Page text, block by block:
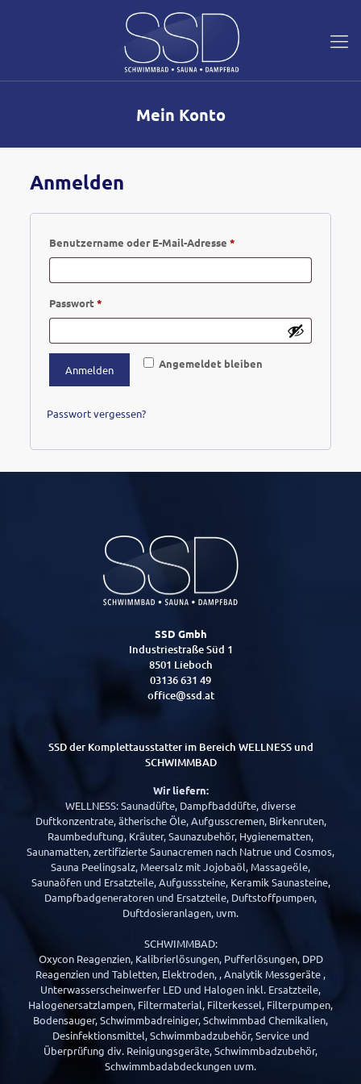
Mein Konto
Anmelden
Benutzername oder E-Mail-Adresse *Erforderlich
Passwort*Erforderlich
Angemeldet bleiben
Anmelden
Passwort vergessen?
SSD Gmbh
Industriestraße Süd 1
8501 Lieboch
03136 631 49
office@ssd.at
SSD der Komplettausstatter im Bereich WELLNESS und
SCHWIMMBAD
Wir liefern:
WELLNESS: Saunadüfte, Dampfbaddüfte, diverse
Duftkonzentrate, ätherische Öle, Aufgusscremen, Birkenruten,
Raumbeduftung, Kräuter, Saunazubehör, Hygienematten,
Saunamatten, zertifizierte Saunacremen nach Natrue und Cosmos,
Sauna Peelingsalz, Meersalz mit Jojobaöl, Massageöle,
Saunaöfen und Ersatzteile, Aufgusssteine, Keramik Saunasteine,
Dampfbadgeneratoren und Ersatzteile, Duftstoffpumpen,
Duftdosieranlagen, uvm.
SCHWIMMBAD:
Oxycon Reagenzien, Kalibrierlösungen, Pufferlösungen, DPD
Reagenzien und Tabletten, Elektroden, , Analytik Messgeräte ,
Unterwasserscheinwerfer LED und Halogen inkl. Ersatzteile,
Halogenersatzlampen, Filtermaterial, Filterkessel, Filterpumpen,
Bodensauger, Schwimmbadreiniger, Schwimmbad Chemikalien,
Desinfektionsmittel, Schwimmbadzubehör, Service und
Überprüfung div. Reinigungsgeräte, Schwimmbadzubehör,
Schwimmbadabdeckungen uvm.